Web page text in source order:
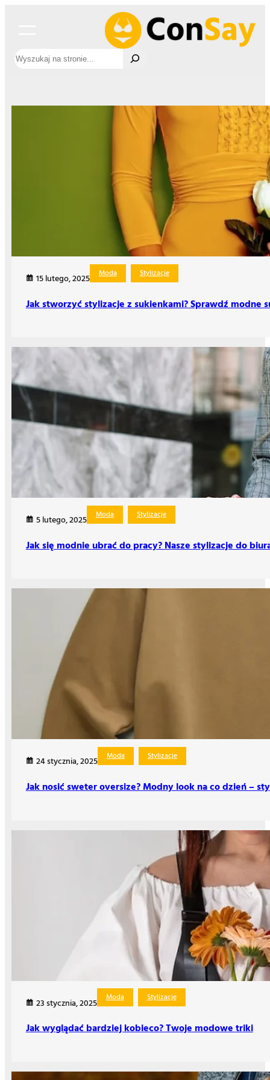
Szukaj
15 lutego, 2025 Moda Stylizacje
Jak stworzyć stylizacje z sukienkami? Sprawdź modne
5 lutego, 2025 Moda Stylizacje
Jak się modnie ubrać do pracy? Nasze stylizacje do
24 stycznia, 2025 Moda Stylizacje
Jak nosić sweter oversize? Modny look na co dzień –
23 stycznia, 2025 Moda Stylizacje
Jak wyglądać bardziej kobieco? Twoje modowe triki